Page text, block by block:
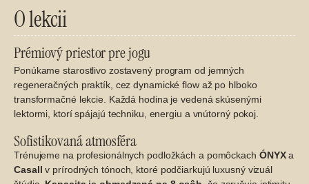
O lekcii
Prémiový priestor pre jogu
Ponúkame starostlivo zostavený program od jemných
regeneračných praktík, cez dynamické flow až po hlboko
transformačné lekcie. Každá hodina je vedená skúsenými
lektormi, ktorí spájajú techniku, energiu a vnútorný pokoj.
Sofistikovaná atmosféra
Trénujeme na profesionálnych podložkách a pomôckach ÓNYXa
Casall v prírodných tónoch, ktoré podčiarkujú luxusný vizuál